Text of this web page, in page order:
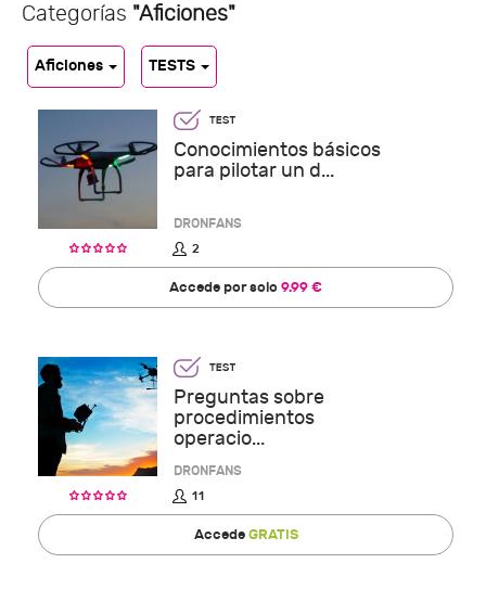
Categorías "Aficiones"
Aficiones TESTS
Conocimientos básicos
para pilotar un d...
DRONFANS
2
Accede por solo9.99 €
Preguntas sobre
procedimientos
operacio...
DRONFANS
11
AccedeGRATIS